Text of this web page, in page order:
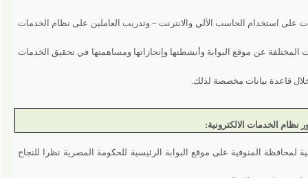
استخدام الحاسب الآلي والانترنت – وتدريب العاملين على نظام الخدمات
عن موقع البوابة وأنشطتها وإنجازاتها ومساهمتها في تحقيق الخدمات
بيانات مخصصة لذلك.
الخدمات الالكترونية:
المنوفية على موقع البوابة الرئيسية للحكومة المصرية نظرا للنجاح